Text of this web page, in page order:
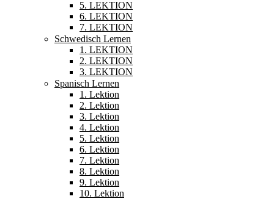
5. LEKTION
6. LEKTION
7. LEKTION
Schwedisch Lernen
1. LEKTION
2. LEKTION
3. LEKTION
Spanisch Lernen
1. Lektion
2. Lektion
3. Lektion
4. Lektion
5. Lektion
6. Lektion
7. Lektion
8. Lektion
9. Lektion
10. Lektion